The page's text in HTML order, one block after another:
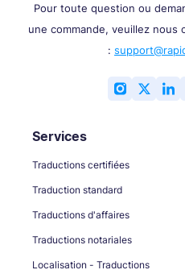
Pour toute question ou
une commande, veuillez nous
:
Services
Traductions certifiées
Traduction standard
Traductions d'affaires
Traductions notariales
Localisation - Traductions